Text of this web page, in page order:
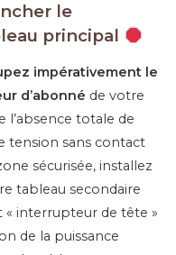
le
principal
impérativement le
d’abonné de votre
l’absence totale de
tension sans contact
sécurisée, installez
tableau secondaire
« interrupteur de tête »
de la puissance